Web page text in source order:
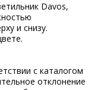
Davos,
и снизу.
с каталогом
отклонение